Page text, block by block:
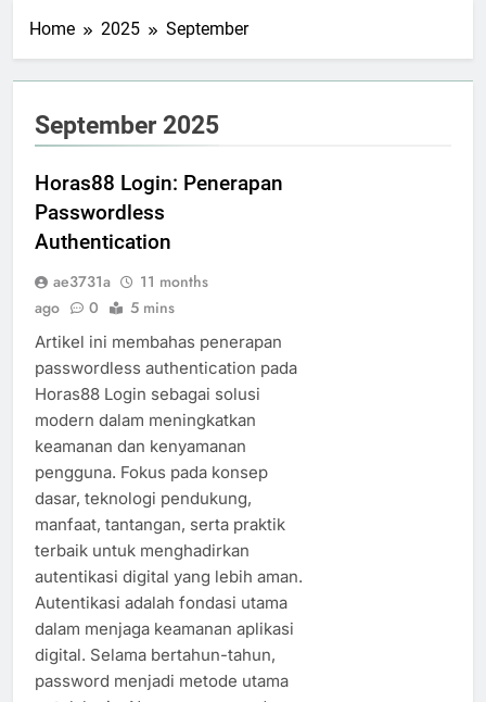
Home 2025 September
September 2025
Horas88 Login: Penerapan
Passwordless
Authentication
ae3731a
11 months
ago
0 5 mins
Artikel ini membahas penerapan
passwordless authentication pada
Horas88 Login sebagai solusi
modern dalam meningkatkan
keamanan dan kenyamanan
pengguna. Fokus pada konsep
dasar, teknologi pendukung,
manfaat, tantangan, serta praktik
terbaik untuk menghadirkan
autentikasi digital yang lebih aman.
Autentikasi adalah fondasi utama
dalam menjaga keamanan aplikasi
digital. Selama bertahun-tahun,
password menjadi metode utama